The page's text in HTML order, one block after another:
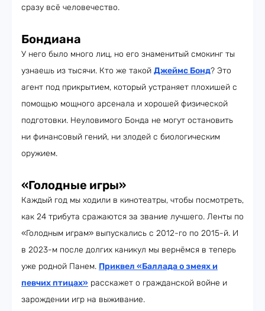
сразу всё человечество.
Бондиана
У него было много лиц, но его знаменитый смокинг ты
узнаешь из тысячи. Кто же такой Джеймс Бонд? Это
агент под прикрытием, который устраняет плохишей с
помощью мощного арсенала и хорошей физической
подготовки. Неуловимого Бонда не могут остановить
ни финансовый гений, ни злодей с биологическим
оружием.
«Голодные игры»
Каждый год мы ходили в кинотеатры, чтобы посмотреть,
как 24 трибута сражаются за звание лучшего. Ленты по
«Голодным играм» выпускались с 2012-го по 2015-й. И
в 2023-м после долгих каникул мы вернёмся в теперь
уже родной Панем. Приквел «Баллада о змеях и
певчих птицах» расскажет о гражданской войне и
зарождении игр на выживание.